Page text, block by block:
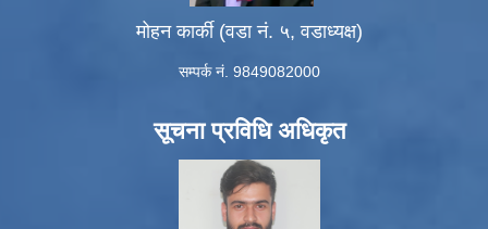
मोहन कार्की (वडा नं. ५, वडाध्यक्ष)
सम्पर्क नं. 9849082000
सूचना प्रविधि अधिकृत